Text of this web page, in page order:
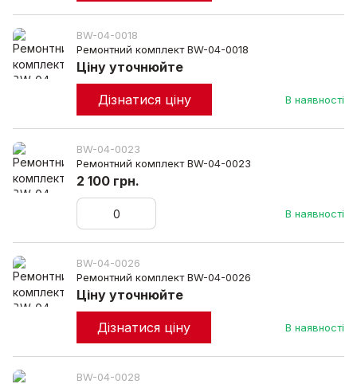
BW-04-0018
Ремонтний комплект BW-04-0018
В наявності
Ціну уточнюйте
Дізнатися ціну
BW-04-0023
Ремонтний комплект BW-04-0023
В наявності
2 100 грн.
BW-04-0026
Ремонтний комплект BW-04-0026
В наявності
Ціну уточнюйте
Дізнатися ціну
BW-04-0028